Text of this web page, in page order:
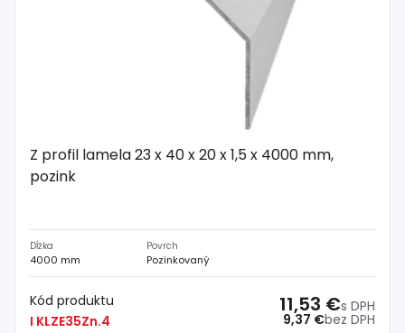
Z profil lamela 23 x 40 x 20 x 1,5 x 4000 mm,
pozink
Dĺžka
4000 mm
Povrch
Pozinkovaný
Kód produktu
I KLZE35Zn.4
9,37 €bez DPH
11,53 €s DPH